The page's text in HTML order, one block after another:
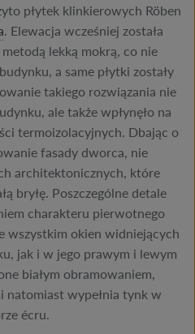
płytek klinkierowych Röben
. Elewacja wcześniej została
lekką mokrą, co nie
a same płytki zostały
takiego rozwiązania nie
ale także wpłynęło na
termoizolacyjnych. Dbając o
fasady dworca, nie
architektonicznych, które
bryłę. Poszczególne detale
charakteru pierwotnego
wszystkim okien widniejących
jak i w jego prawym i lewym
białym obramowaniem,
natomiast wypełnia tynk w
écru.